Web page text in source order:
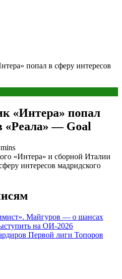
попал в сферу интересов
«Интера» попал
«Реала» — Goal
«Интера» и сборной Италии
интересов мадридского
Майгуров — о шансах
на ОИ-2026
Первой лиги Топоров